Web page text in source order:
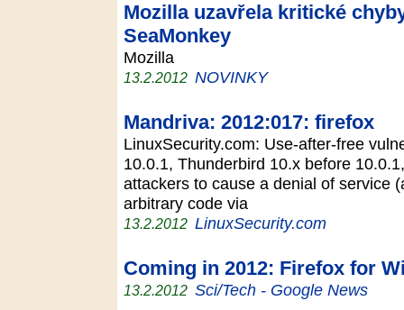
Mozilla uzavřela kritické
SeaMonkey
Mozilla
13.2.2012 NOVINKY
Mandriva: 2012:017: firefox
LinuxSecurity.com: Use-after-free
10.0.1, Thunderbird 10.x before
attackers to cause a denial of service
arbitrary code via
13.2.2012 LinuxSecurity.com
Coming in 2012: Firefox for
13.2.2012 Sci/Tech - Google News